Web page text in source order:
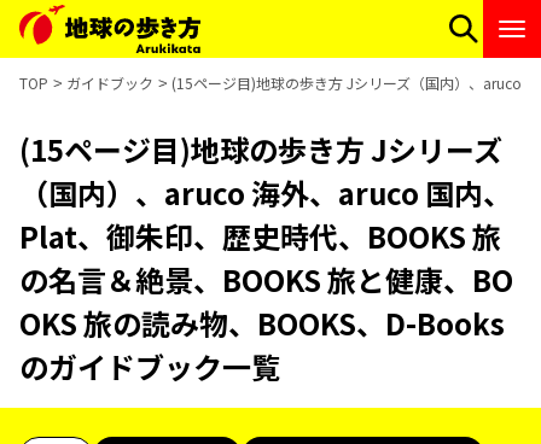
TOP ガイドブック (15ページ目)地球の歩き方 Jシリーズ（国内）、aruco
(15ページ目)地球の歩き方 Jシリーズ
（国内）、aruco 海外、aruco 国内、
Plat、御朱印、歴史時代、BOOKS 旅
の名言＆絶景、BOOKS 旅と健康、BO
OKS 旅の読み物、BOOKS、D-Books
のガイドブック一覧